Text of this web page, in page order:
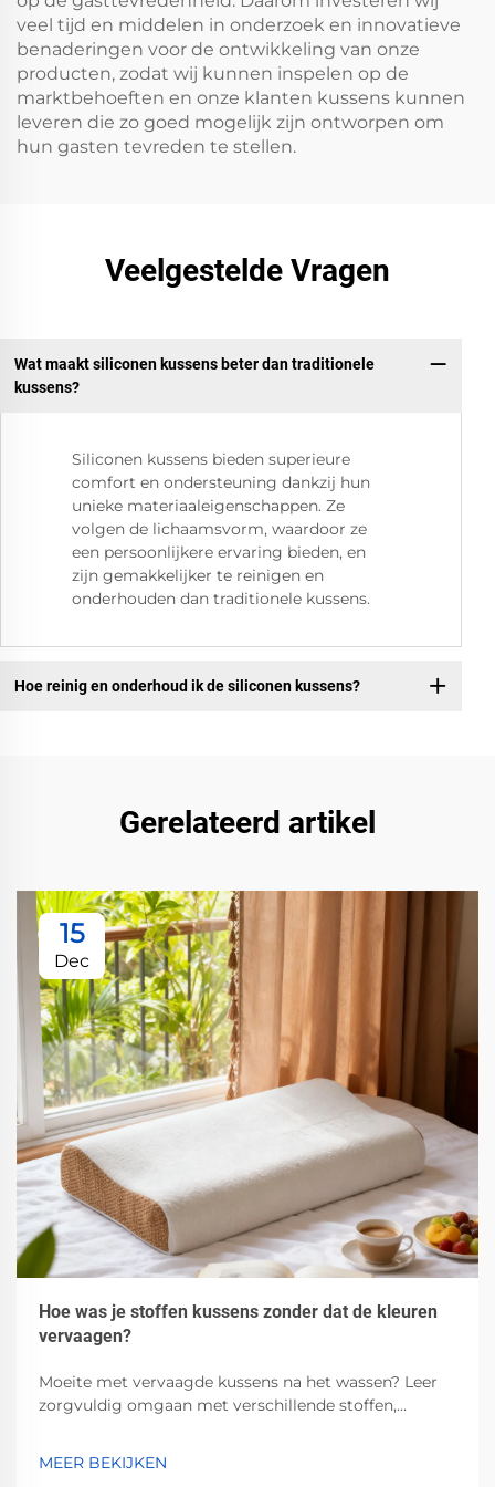
veel tijd en middelen in onderzoek en innovatieve
benaderingen voor de ontwikkeling van onze
producten, zodat wij kunnen inspelen op de
marktbehoeften en onze klanten kussens kunnen
leveren die zo goed mogelijk zijn ontworpen om
hun gasten tevreden te stellen.
Veelgestelde Vragen
Wat maakt siliconen kussens beter dan traditionele
kussens?
Siliconen kussens bieden superieure
comfort en ondersteuning dankzij hun
unieke materiaaleigenschappen. Ze
volgen de lichaamsvorm, waardoor ze
een persoonlijkere ervaring bieden, en
zijn gemakkelijker te reinigen en
onderhouden dan traditionele kussens.
Hoe reinig en onderhoud ik de siliconen kussens?
Gerelateerd artikel
15
Dec
Hoe was je stoffen kussens zonder dat de kleuren
vervaagen?
Moeite met vervaagde kussens na het wassen? Leer
zorgvuldig omgaan met verschillende stoffen,
Behoud de levendige kleuren — lees nu.
MEER BEKIJKEN